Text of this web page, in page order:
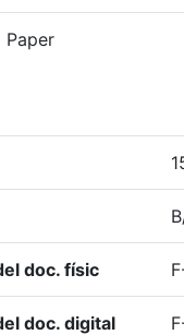
Paper
doc. físic
doc. digital